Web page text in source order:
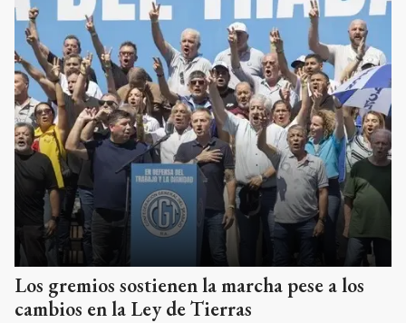
Los gremios sostienen la marcha pese a los
cambios en la Ley de Tierras